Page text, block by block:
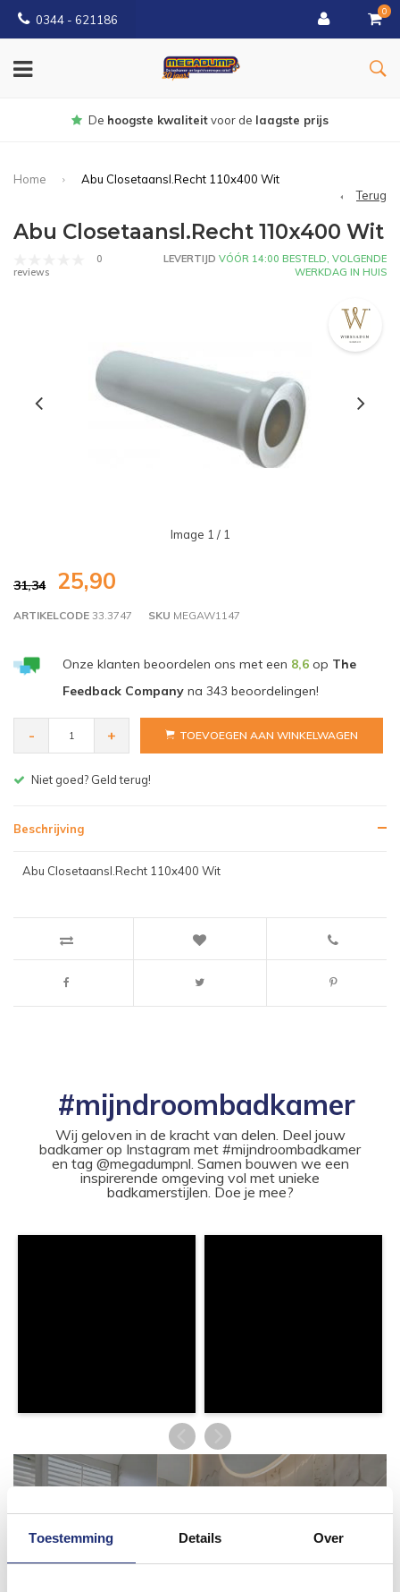
Toestemming Details Over
0344 - 621186
0
Gratisbezorgd vanaf € 150
Home
Abu Closetaansl.Recht 110x400 Wit
Terug
Abu Closetaansl.Recht 110x400 Wit
0
reviews
LEVERTIJD VÓÓR 14:00 BESTELD, VOLGENDE
WERKDAG IN HUIS
Image 1 / 1
31,34 25,90
ARTIKELCODE 33.3747 SKU MEGAW1147
Onze klanten beoordelen ons met een 8,6op The
Feedback Companyna 343 beoordelingen!
- + TOEVOEGEN AAN WINKELWAGEN
Gratis bezorgen v.a. € 150,- (NL)
Beschrijving
Abu Closetaansl.Recht 110x400 Wit
#mijndroombadkamer
Wij geloven in de kracht van delen. Deel jouw
badkamer op Instagram met #mijndroombadkamer
en tag @megadumpnl. Samen bouwen we een
inspirerende omgeving vol met unieke
badkamerstijlen. Doe je mee?